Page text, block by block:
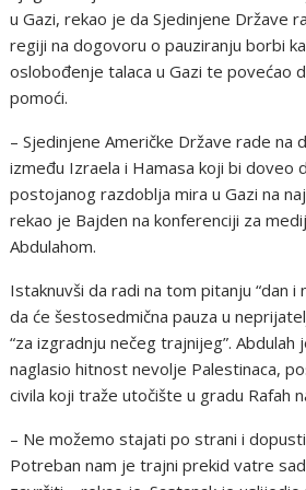
u Gazi, rekao je da Sjedinjene Države
regiji na dogovoru o pauziranju borbi
oslobođenje talaca u Gazi te povećao
pomoći.
– Sjedinjene Američke Države rade na
između Izraela i Hamasa koji bi doveo
postojanog razdoblja mira u Gazi na
rekao je Bajden na konferenciji za
Abdulahom.
Istaknuvši da radi na tom pitanju “dan i
da će šestosedmična pauza u
“za izgradnju nečeg trajnijeg”. Abdulah
naglasio hitnost nevolje Palestinaca,
civila koji traže utočište u gradu Rafah
– Ne možemo stajati po strani i
Potreban nam je trajni prekid vatre